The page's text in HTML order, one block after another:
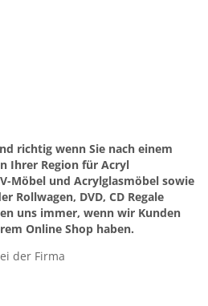
richtig wenn Sie nach einem
Ihrer Region für Acryl
Möbel und Acrylglasmöbel sowie
Rollwagen, DVD, CD Regale
uns immer, wenn wir Kunden
Online Shop haben.
der Firma